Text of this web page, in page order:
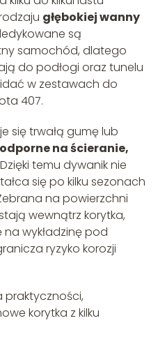
głębokiej wanny
są
samochód, dlatego
do podłogi oraz tunelu
w zestawach do
407.
się trwałą gumę lub
odporne na ścieranie,
temu dywanik nie
się po kilku sezonach
na powierzchni
wewnątrz korytka,
wykładzinę pod
ryzyko korozji
praktyczności,
korytka z kilku